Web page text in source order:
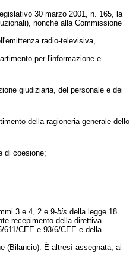
30 marzo 2001, n. 165, la
nonché alla Commissione
radio-televisiva,
per l'informazione e
giudiziaria, del personale e dei
della ragioneria generale dello
di coesione;
3 e 4, 2 e 9-bis della legge 18
recepimento della direttiva
611/CEE e 93/6/CEE e della
(Bilancio). È altresì assegnata, ai